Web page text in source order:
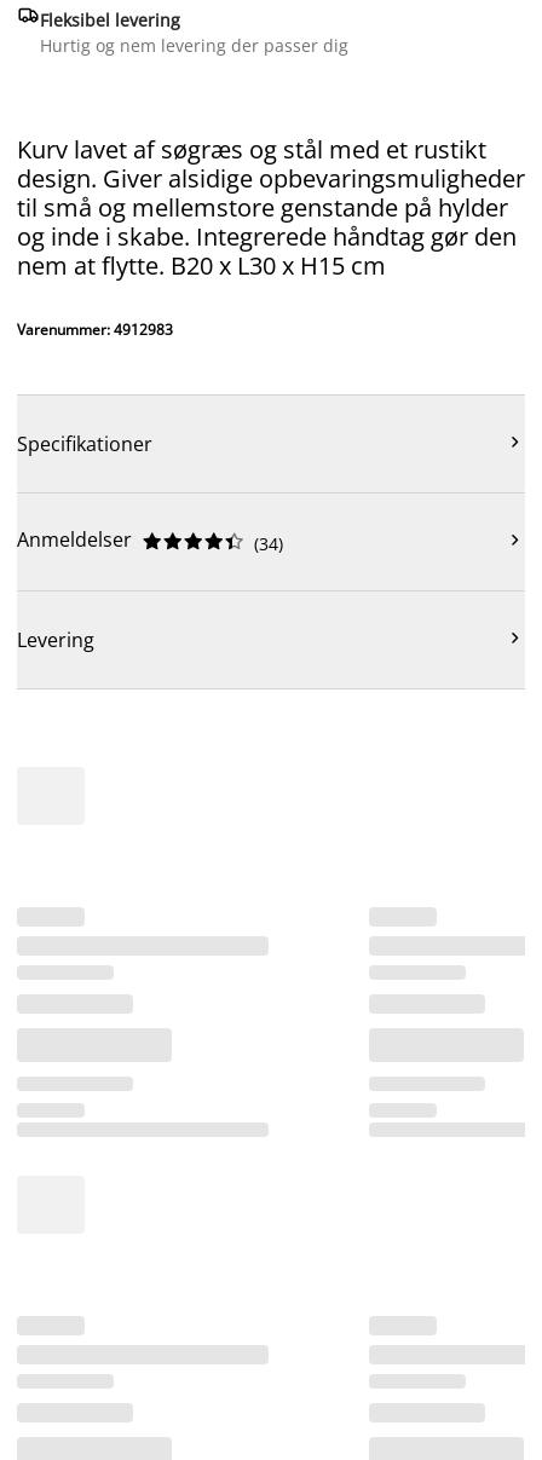
Fleksibel levering
Hurtig og nem levering der passer dig
Kurv lavet af søgræs og stål med et rustikt
design. Giver alsidige opbevaringsmuligheder
til små og mellemstore genstande på hylder
og inde i skabe. Integrerede håndtag gør den
nem at flytte. B20 x L30 x H15 cm
Varenummer: 4912983
Specifikationer 
Anmeldelser 




 (34) 
Levering 